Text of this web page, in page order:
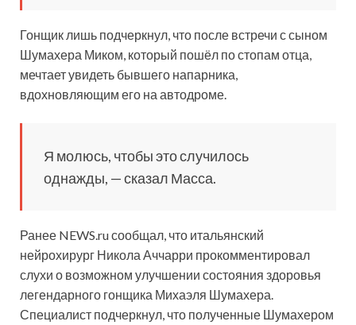
Гонщик лишь подчеркнул, что после встречи с сыном
Шумахера Миком, который пошёл по стопам отца,
мечтает увидеть бывшего напарника,
вдохновляющим его на автодроме.
Я молюсь, чтобы это случилось
однажды, — сказал Масса.
Ранее NEWS.ru сообщал, что итальянский
нейрохирург Никола Аччарри прокомментировал
слухи о возможном улучшении состояния здоровья
легендарного гонщика Михаэля Шумахера.
Специалист подчеркнул, что полученные Шумахером